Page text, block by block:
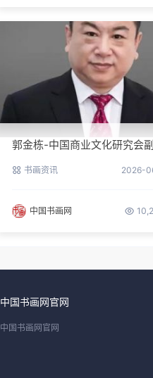
郭金栋-中国商业文化研究会
书画资讯 2026-
中国书画网
中国书画网官网
中国书画网官网